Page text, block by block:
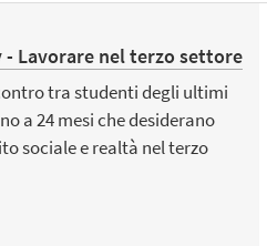
- Lavorare nel terzo settore
tra studenti degli ultimi
a 24 mesi che desiderano
sociale e realtà nel terzo